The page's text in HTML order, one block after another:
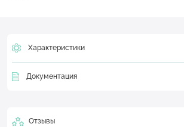
Характеристики
Документация
Отзывы